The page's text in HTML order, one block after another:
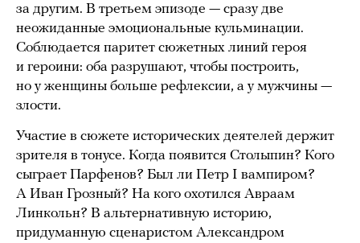
за другим. В третьем эпизоде — сразу две
неожиданные эмоциональные кульминации.
Соблюдается паритет сюжетных линий героя
и героини: оба разрушают, чтобы построить,
но у женщины больше рефлексии, а у мужчины —
злости.
Участие в сюжете исторических деятелей держит
зрителя в тонусе. Когда появится Столыпин? Кого
сыграет Парфенов? Был ли Петр I вампиром?
А Иван Грозный? На кого охотился Авраам
Линкольн? В альтернативную историю,
придуманную сценаристом Александром